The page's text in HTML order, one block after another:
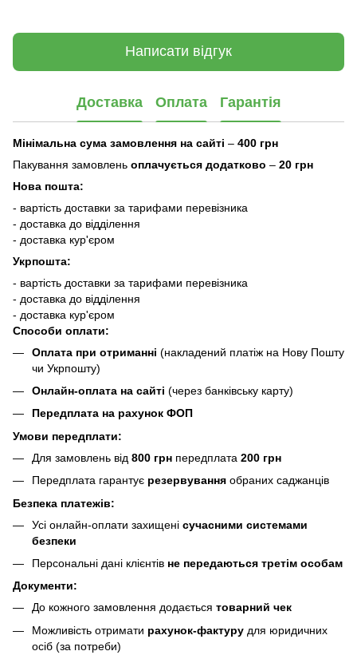
Написати відгук
Доставка Оплата Гарантія
Мінімальна сума замовлення на сайті – 400 грн
Пакування замовлень оплачується додатково – 20 грн
Нова пошта:
- вартість доставки за тарифами перевізника
- доставка до відділення
- доставка кур'єром
Укрпошта:
- вартість доставки за тарифами перевізника
- доставка до відділення
- доставка кур'єром
Способи оплати:
Оплата при отриманні (накладений платіж на Нову Пошту
чи Укрпошту)
Онлайн-оплата на сайті (через банківську карту)
Передплата на рахунок ФОП
Умови передплати:
Для замовлень від 800 грн передплата 200 грн
Передплата гарантує резервування обраних саджанців
Безпека платежів:
Усі онлайн-оплати захищені сучасними системами
безпеки
Персональні дані клієнтів не передаються третім особам
Документи:
До кожного замовлення додається товарний чек
Можливість отримати рахунок-фактуру для юридичних
осіб (за потреби)